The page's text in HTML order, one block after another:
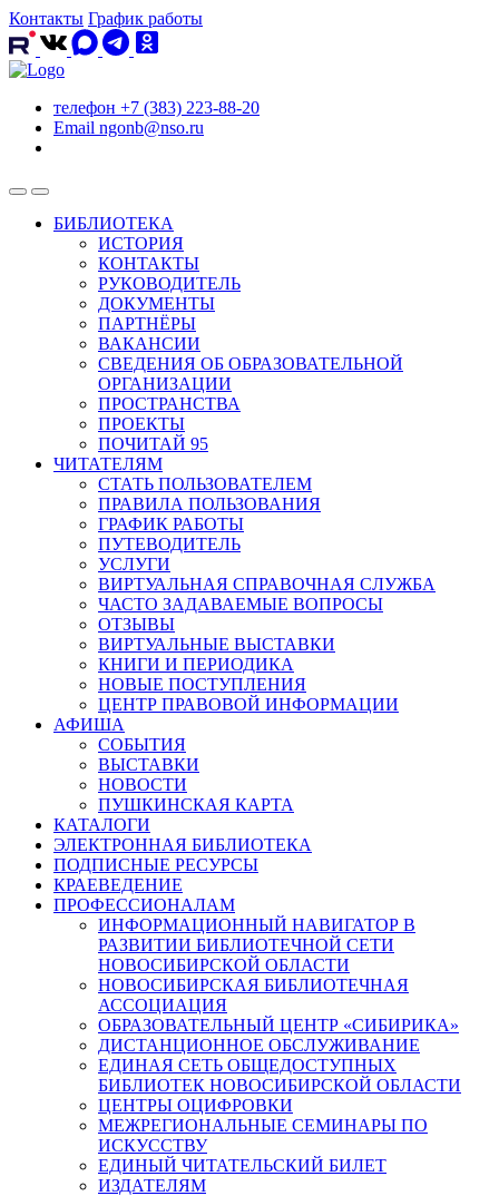
Контакты График работы
телефон +7 (383) 223-88-20
Email ngonb@nso.ru
БИБЛИОТЕКА
ИСТОРИЯ
КОНТАКТЫ
РУКОВОДИТЕЛЬ
ДОКУМЕНТЫ
ПАРТНЁРЫ
ВАКАНСИИ
СВЕДЕНИЯ ОБ ОБРАЗОВАТЕЛЬНОЙ
ОРГАНИЗАЦИИ
ПРОСТРАНСТВА
ПРОЕКТЫ
ПОЧИТАЙ 95
ЧИТАТЕЛЯМ
СТАТЬ ПОЛЬЗОВАТЕЛЕМ
ПРАВИЛА ПОЛЬЗОВАНИЯ
ГРАФИК РАБОТЫ
ПУТЕВОДИТЕЛЬ
УСЛУГИ
ВИРТУАЛЬНАЯ СПРАВОЧНАЯ СЛУЖБА
ЧАСТО ЗАДАВАЕМЫЕ ВОПРОСЫ
ОТЗЫВЫ
ВИРТУАЛЬНЫЕ ВЫСТАВКИ
КНИГИ И ПЕРИОДИКА
НОВЫЕ ПОСТУПЛЕНИЯ
ЦЕНТР ПРАВОВОЙ ИНФОРМАЦИИ
АФИША
СОБЫТИЯ
ВЫСТАВКИ
НОВОСТИ
ПУШКИНСКАЯ КАРТА
КАТАЛОГИ
ЭЛЕКТРОННАЯ БИБЛИОТЕКА
ПОДПИСНЫЕ РЕСУРСЫ
КРАЕВЕДЕНИЕ
ПРОФЕССИОНАЛАМ
ИНФОРМАЦИОННЫЙ НАВИГАТОР В
РАЗВИТИИ БИБЛИОТЕЧНОЙ СЕТИ
НОВОСИБИРСКОЙ ОБЛАСТИ
НОВОСИБИРСКАЯ БИБЛИОТЕЧНАЯ
АССОЦИАЦИЯ
ОБРАЗОВАТЕЛЬНЫЙ ЦЕНТР «СИБИРИКА»
ДИСТАНЦИОННОЕ ОБСЛУЖИВАНИЕ
ЕДИНАЯ СЕТЬ ОБЩЕДОСТУПНЫХ
БИБЛИОТЕК НОВОСИБИРСКОЙ ОБЛАСТИ
ЦЕНТРЫ ОЦИФРОВКИ
МЕЖРЕГИОНАЛЬНЫЕ СЕМИНАРЫ ПО
ИСКУССТВУ
ЕДИНЫЙ ЧИТАТЕЛЬСКИЙ БИЛЕТ
ИЗДАТЕЛЯМ